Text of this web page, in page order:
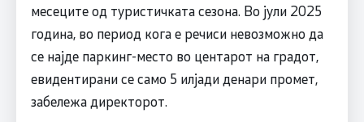
месеците од туристичката сезона. Во јули 2025
година, во период кога е речиси невозможно да
се најде паркинг-место во центарот на градот,
евидентирани се само 5 илјади денари промет,
забележа директорот.